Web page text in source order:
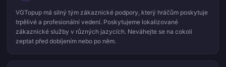
VGTopup má silný tým zákaznické podpory, který hráčům poskytuje
trpělivé a profesionální vedení. Poskytujeme lokalizované
zákaznické služby v různých jazycích. Neváhejte se na cokoli
zeptat před dobíjením nebo po něm.